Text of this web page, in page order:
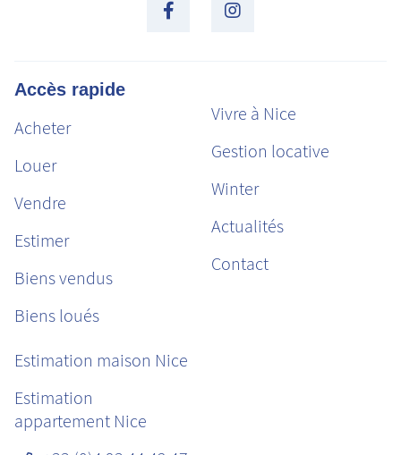
Accès rapide
Acheter
Louer
Vendre
Estimer
Biens vendus
Biens loués
Vivre à Nice
Gestion locative
Winter
Actualités
Contact
Estimation maison Nice
Estimation
appartement Nice